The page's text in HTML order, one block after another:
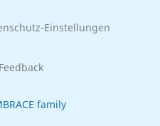
Einstellungen
family